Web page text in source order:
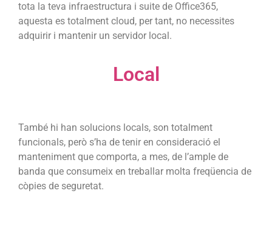
tota la teva infraestructura i suite de Office365,
aquesta es totalment cloud, per tant, no necessites
adquirir i mantenir un servidor local.
Local
També hi han solucions locals, son totalment
funcionals, però s’ha de tenir en consideració el
manteniment que comporta, a mes, de l’ample de
banda que consumeix en treballar molta freqüencia de
còpies de seguretat.